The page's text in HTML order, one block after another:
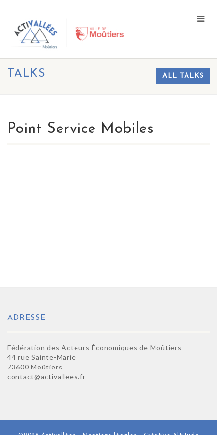
TALKS ALL TALKS
Point Service Mobiles
ADRESSE
Fédération des Acteurs Économiques de Moûtiers
44 rue Sainte-Marie
73600 Moûtiers
contact@activallees.fr